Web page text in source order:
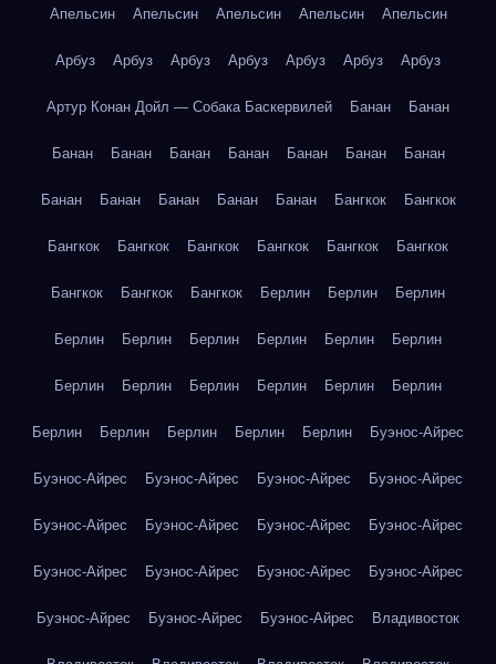
Апельсин Апельсин Апельсин Апельсин Апельсин
Арбуз Арбуз Арбуз Арбуз Арбуз Арбуз Арбуз
Артур Конан Дойл — Собака Баскервилей Банан Банан
Банан Банан Банан Банан Банан Банан Банан
Банан Банан Банан Банан Банан Бангкок Бангкок
Бангкок Бангкок Бангкок Бангкок Бангкок Бангкок
Бангкок Бангкок Бангкок Берлин Берлин Берлин
Берлин Берлин Берлин Берлин Берлин Берлин
Берлин Берлин Берлин Берлин Берлин Берлин
Берлин Берлин Берлин Берлин Берлин Буэнос-Айрес
Буэнос-Айрес Буэнос-Айрес Буэнос-Айрес Буэнос-Айрес
Буэнос-Айрес Буэнос-Айрес Буэнос-Айрес Буэнос-Айрес
Буэнос-Айрес Буэнос-Айрес Буэнос-Айрес Буэнос-Айрес
Буэнос-Айрес Буэнос-Айрес Буэнос-Айрес Владивосток